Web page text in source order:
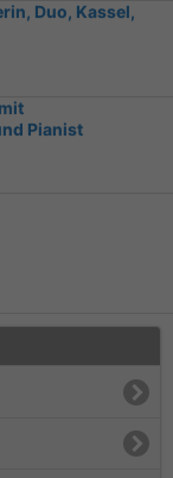
Duo, Kassel,
Pianist